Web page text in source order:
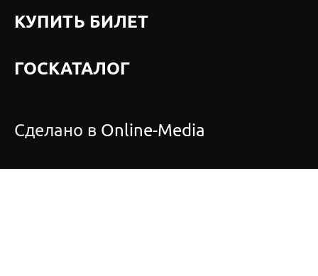
КУПИТЬ БИЛЕТ
ГОСКАТАЛОГ
Сделано в Online-Media